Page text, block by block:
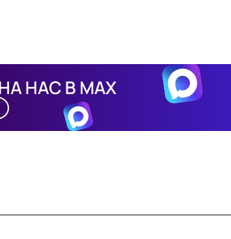
НАС В MAX